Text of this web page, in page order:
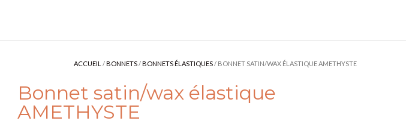
ACCUEIL /BONNETS/BONNETS ÉLASTIQUES/ BONNET SATIN/WAX ÉLASTIQUE AMETHYSTE
Bonnet satin/wax élastique
AMETHYSTE